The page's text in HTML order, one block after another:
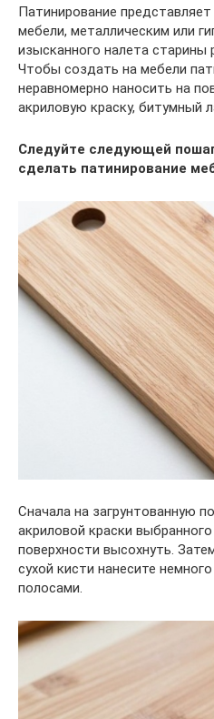
Патинирование
мебели, металлическим или
изысканного налета старины
Чтобы создать на мебели
неравномерно наносить на
акриловую краску, битумный
Следуйте следующей
сделать патинирование
Сначала на загрунтованную
акриловой краски
поверхности высохнуть.
сухой кисти нанесите
полосами.